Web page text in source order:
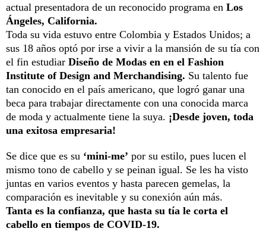
actual presentadora de un reconocido programa en Los
Ángeles, California.
Toda su vida estuvo entre Colombia y Estados Unidos; a
sus 18 años optó por irse a vivir a la mansión de su tía con
el fin estudiar Diseño de Modas en en el Fashion
Institute of Design and Merchandising. Su talento fue
tan conocido en el país americano, que logró ganar una
beca para trabajar directamente con una conocida marca
de moda y actualmente tiene la suya. ¡Desde joven, toda
una exitosa empresaria!
Se dice que es su ‘mini-me’ por su estilo, pues lucen el
mismo tono de cabello y se peinan igual. Se les ha visto
juntas en varios eventos y hasta parecen gemelas, la
comparación es inevitable y su conexión aún más.
Tanta es la confianza, que hasta su tía le corta el
cabello en tiempos de COVID-19.